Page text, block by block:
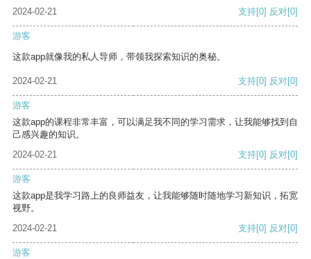
2024-02-21 支持[0] 反对[0]
游客
这款app就像我的私人导师，带领我探索知识的奥秘。
2024-02-21 支持[0] 反对[0]
游客
这款app的课程非常丰富，可以满足我不同的学习需求，让我能够找到自
己感兴趣的知识。
2024-02-21
支持[0] 反对[0]
游客
这款app是我学习路上的良师益友，让我能够随时随地学习新知识，拓宽
视野。
2024-02-21
支持[0] 反对[0]
游客